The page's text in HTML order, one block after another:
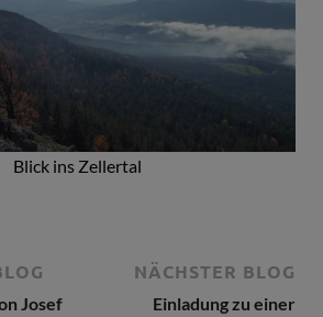
Blick ins Zellertal
Josef
NÄCHSTER BLOG
Einladung zu einer